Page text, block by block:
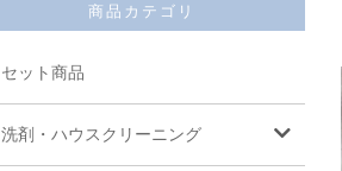
商品カテゴリ
セット商品
洗剤・ハウスクリーニング